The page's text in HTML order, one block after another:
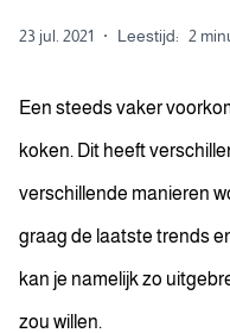
23 jul. 2021 · Leestijd: 2
Een steeds vaker
koken. Dit heeft
verschillende manieren
graag de laatste trends
kan je namelijk zo
zou willen.